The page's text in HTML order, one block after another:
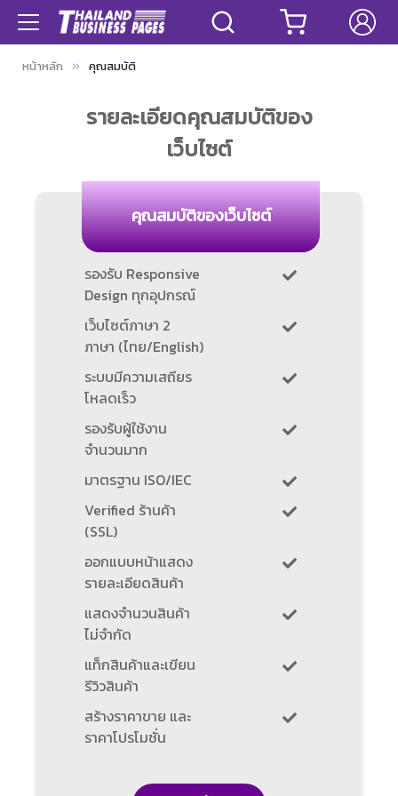
หน้าหลัก คุณสมบัติ
รายละเอียดคุณสมบัติของ
เว็บไซต์
คุณสมบัติของเว็บไซต์
รองรับ Responsive
Design ทุกอุปกรณ์
เว็บไซต์ภาษา 2
ภาษา (ไทย/English)
ระบบมีความเสถียร
โหลดเร็ว
รองรับผู้ใช้งาน
จำนวนมาก
มาตรฐาน ISO/IEC
Verified ร้านค้า
(SSL)
ออกแบบหน้าแสดง
รายละเอียดสินค้า
แสดงจำนวนสินค้า
ไม่จำกัด
แท็กสินค้าและเขียน
รีวิวสินค้า
สร้างราคาขาย และ
ราคาโปรโมชั่น